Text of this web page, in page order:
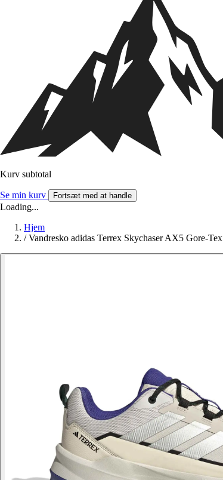
Kurv subtotal
Se min kurv Fortsæt med at handle
Loading...
Hjem
/ Vandresko adidas Terrex Skychaser AX5 Gore-Tex